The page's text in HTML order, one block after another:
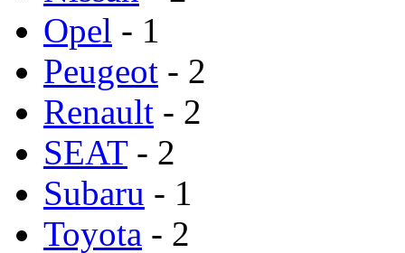
Opel - 1
Peugeot - 2
Renault - 2
SEAT- 2
Subaru - 1
Toyota - 2